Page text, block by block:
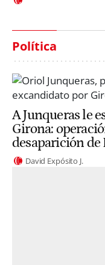
Política
A Junqueras le
Girona:
desaparición de
David Expósito J.